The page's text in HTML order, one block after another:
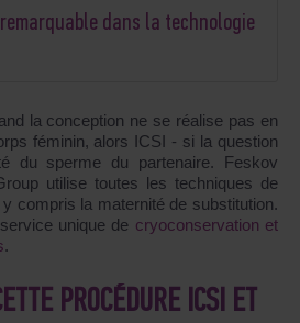
dans la technologie
la conception ne se réalise pas en
féminin, alors ICSI - si la question
du sperme du partenaire. Feskov
utilise toutes les techniques de
compris la maternité de substitution.
unique de cryoconservation et
.
PROCÉDURE ICSI ET